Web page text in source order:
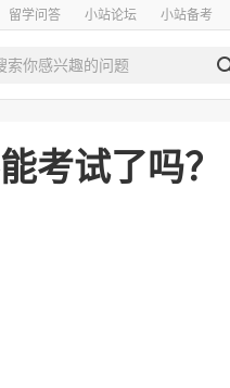
留学问答 小站论坛 小站备考
考试了吗？